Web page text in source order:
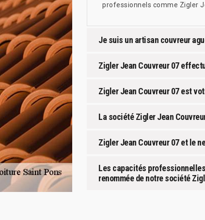
professionnels comme Zigler
Je suis un artisan couvreur
Zigler Jean Couvreur 07
Zigler Jean Couvreur 07 est
La société Zigler Jean
Zigler Jean Couvreur 07 et le
Les capacités
renommée de notre société